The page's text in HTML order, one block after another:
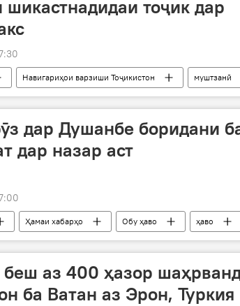
тоҷик дар
Навигариҳои варзиши Тоҷикистон муштзанӣ
дар Душанбе боридани
дар назар аст
Ҳамаи хабарҳо Обу ҳаво ҳаво
боридани барф ҳавои сард
беш аз 400 ҳазор
ба Ватан аз Эрон, Туркия